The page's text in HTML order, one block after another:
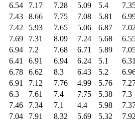
6.54 7.17 7.28 5.09 5.4
7.43 8.66 7.75 7.08 5.81
7.42 5.93 7.65 5.06 6.87
7.69 7.31 8.09 7.24 5.68
6.94 7.2 7.68 6.71 5.89
6.41 6.91 6.94 6.24 5.1
6.78 6.62 8.3 6.43 5.2
6.91 7.12 7.76 4.99 5.76
6.3 7.61 7.4 7.75 5.38
7.3
7.46 7.34 7.1 4.4 5.98
7.04 7.91 8.32 5.69 5.32